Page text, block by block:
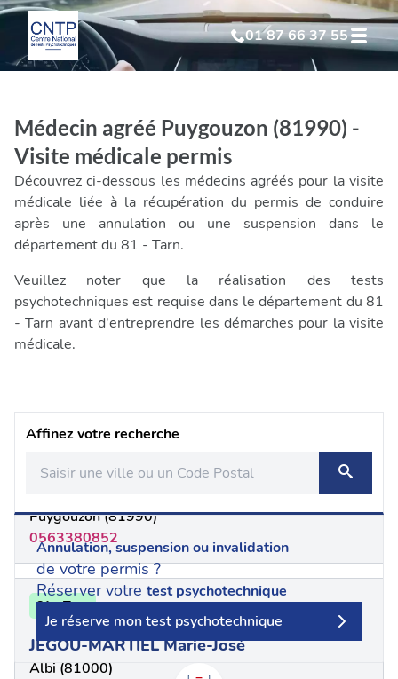
01 87 66 37 55
Test Psychotechnique suite à annulation
Test Psychotechniquesuite à invalidation
Test Psychotechnique
Médecin agréé Puygouzon (81990) -
Visite médicale permis
Découvrez ci-dessous les médecins agréés pour la visite
médicale liée à la récupération du permis de conduire
après une annulation ou une suspension dans le
département du 81 - Tarn.
Veuillez noter que la réalisation des tests
psychotechniques est requise dans le département du 81
- Tarn avant d'entreprendre les démarches pour la visite
médicale.
Affinez votre recherche
Annulation, suspension ou invalidation
de votre permis ?
Réserver votre test psychotechnique
Je réserve mon test psychotechnique
Puygouzon (81990)
0563380852
81 - Tarn
JEGOU-MARTIEL Marie-José
Albi (81000)